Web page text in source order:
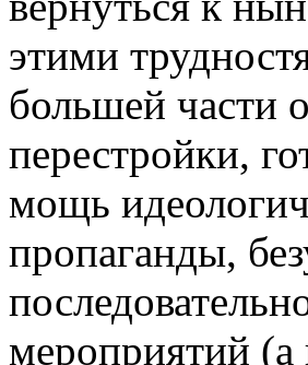
этими
большей части
перестройки,
мощь
пропаганды,
мероприятий